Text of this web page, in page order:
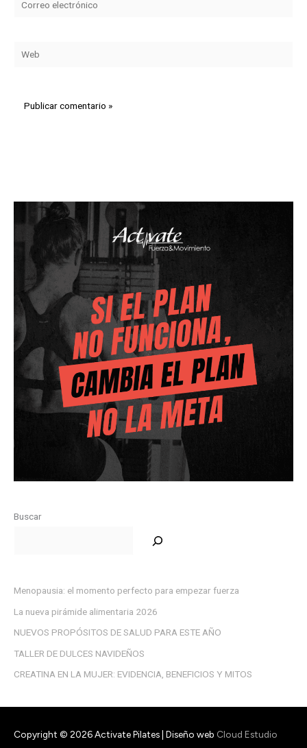
Buscar
Menopausia: el momento perfecto para empezar fuerza
La nueva pirámide alimentaria 2026
NUEVOS PROPÓSITOS DE SALUD PARA ESTE AÑO
TALLER DE DULCES NAVIDEÑOS
CREATINA EN LA MUJER: EVIDENCIA, BENEFICIOS Y MITOS
Copyright © 2026Activate Pilates| Diseño web Cloud Estudio